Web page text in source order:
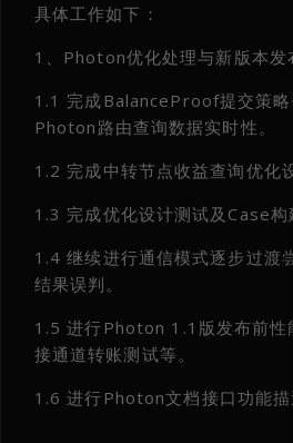
具体工作如下：
1、Photon优化处理与新版本发
1.1 完成BalanceProof提交策
Photon路由查询数据实时性。
1.2 完成中转节点收益查询优化
1.3 完成优化设计测试及Case
1.4 继续进行通信模式逐步过渡
结果误判。
1.5 进行Photon 1.1版发布前性
接通道转账测试等。
1.6 进行Photon文档接口功能